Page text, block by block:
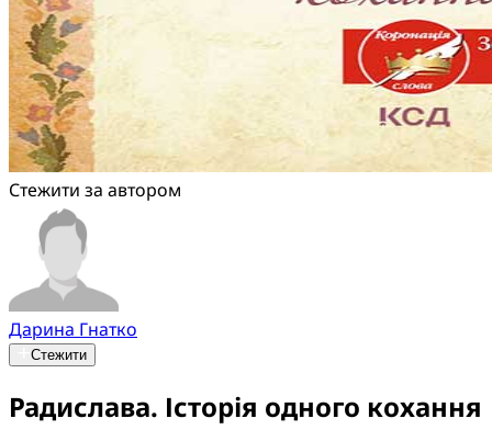
Стежити за автором
Дарина Гнатко
Стежити
Радислава. Історія одного кохання